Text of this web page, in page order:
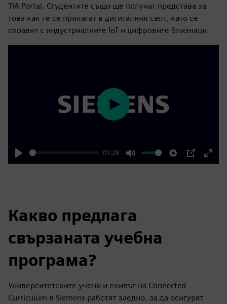
TIA Portal. Студентите също ще получат представа за
това как те се прилагат в дигиталния свят, като се
справят с индустриалните IoT и цифровите близнаци.
Play
01:28
Mute Settings
PIP
Enter
Play
Какво предлага
свързаната учебна
програма?
Университетските учени и екипът на Connected
Curriculum в Siemens работят заедно, за да осигурят